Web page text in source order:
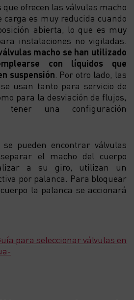
ofrecen las válvulas macho
carga es muy reducida cuando
abierta, lo que es muy
instalaciones no vigiladas.
macho se han utilizado
con líquidos que
suspensión . Por otro lado, las
usan tanto para servicio de
para la desviación de flujos,
una configuración
pueden encontrar válvulas
el macho del cuerpo
a su giro, utilizan un
por palanca. Para bloquear
la palanca se accionará
para seleccionar válvulas en